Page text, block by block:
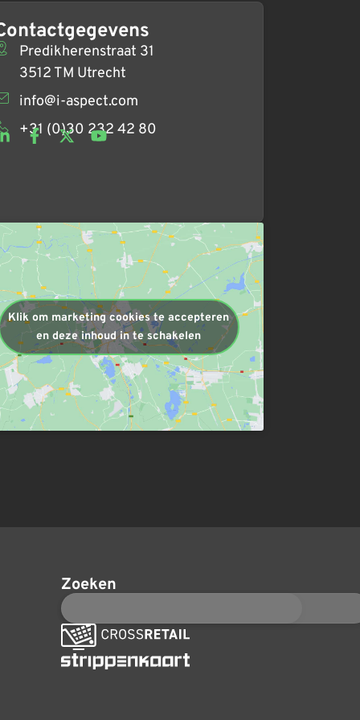
Predikherenstraat 31
3512 TM Utrecht
info@i-aspect.com
+31 (0)30 232 42 80
Klik om marketing cookies te accepteren
en deze inhoud in te schakelen
Zoeken